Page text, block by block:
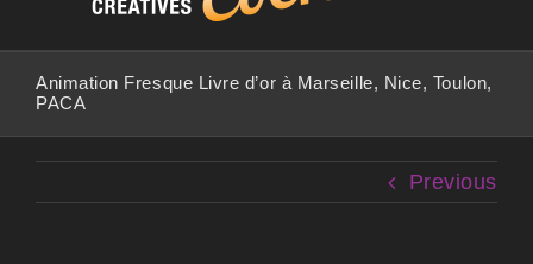
Animation Fresque Livre d’or à Marseille, Nice, Toulon,
PACA
Previous